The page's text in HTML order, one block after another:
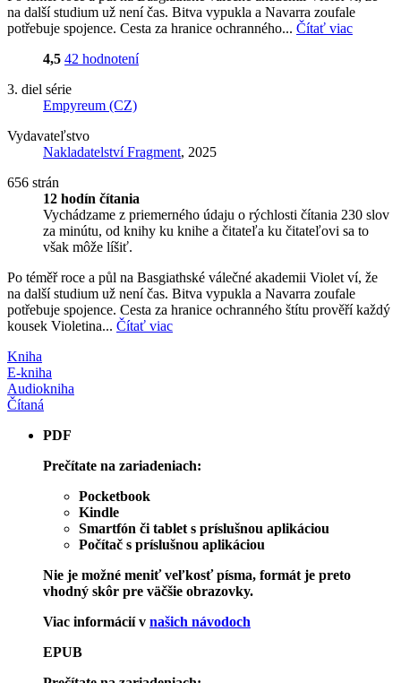
na další studium už není čas. Bitva vypukla a Navarra zoufale
potřebuje spojence. Cesta za hranice ochranného... Čítať viac
4,5 42 hodnotení
3. diel série
Empyreum (CZ)
Vydavateľstvo
Nakladatelství Fragment, 2025
656 strán
12 hodín čítania
Vychádzame z priemerného údaju o rýchlosti čítania 230 slov
za minútu, od knihy ku knihe a čitateľa ku čitateľovi sa to
však môže líšiť.
Po téměř roce a půl na Basgiathské válečné akademii Violet ví, že
na další studium už není čas. Bitva vypukla a Navarra zoufale
potřebuje spojence. Cesta za hranice ochranného štítu prověří každý
kousek Violetina... Čítať viac
Kniha
E-kniha
Audiokniha
Čítaná
PDF
Prečítate na zariadeniach:
Pocketbook
Kindle
Smartfón či tablet s príslušnou aplikáciou
Počítač s príslušnou aplikáciou
Nie je možné meniť veľkosť písma, formát je preto
vhodný skôr pre väčšie obrazovky.
Viac informácií v našich návodoch
EPUB